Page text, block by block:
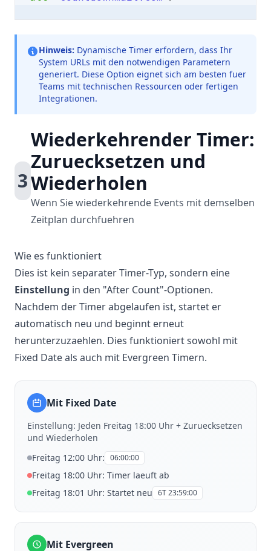
Hinweis: Dynamische Timer erfordern, dass Ihr
System URLs mit den notwendigen Parametern
generiert. Diese Option eignet sich am besten fuer
Teams mit technischen Ressourcen oder fertigen
Integrationen.
3
Wiederkehrender Timer:
Zuruecksetzen und
Wiederholen
Wenn Sie wiederkehrende Events mit demselben
Zeitplan durchfuehren
Wie es funktioniert
Dies ist kein separater Timer-Typ, sondern eine
Einstellung in den "After Count"-Optionen.
Nachdem der Timer abgelaufen ist, startet er
automatisch neu und beginnt erneut
herunterzuzaehlen. Dies funktioniert sowohl mit
Fixed Date als auch mit Evergreen Timern.
Mit Fixed Date
Einstellung: Jeden Freitag 18:00 Uhr + Zuruecksetzen
und Wiederholen
Freitag 12:00 Uhr: 06:00:00
Freitag 18:00 Uhr: Timer laeuft ab
Freitag 18:01 Uhr: Startet neu 6T 23:59:00
Mit Evergreen